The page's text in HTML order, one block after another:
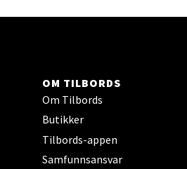
OM TILBORDS
Om Tilbords
Butikker
Tilbords-appen
Samfunnsansvar
6, 1400 Ski